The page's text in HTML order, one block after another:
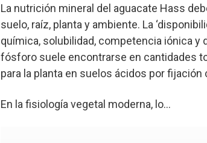
La nutrición mineral del aguacate Hass
suelo, raíz, planta y ambiente. La
química, solubilidad, competencia iónica y
fósforo suele encontrarse en cantidades
para la planta en suelos ácidos por fijación
En la fisiología vegetal moderna, lo...